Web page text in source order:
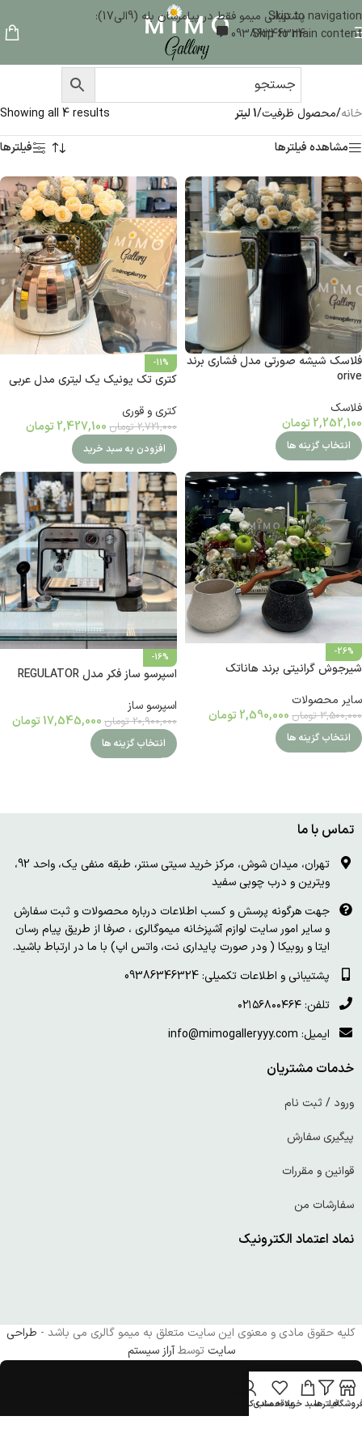
Skip to navigation
Skip to main content
پشتیبانی میمو فقط در پیامرسان بله (9الی17):
09386346324
خانه/محصول ظرفیت/1 لیتر
Showing all 4 results
مشاهده فیلترها
فیلترها
فلاسک شیشه صورتی مدل فشاری برند
orive
فلاسک
2,252,100 تومان
انتخاب گزینه ها
-11%
کتری تک یونیک یک لیتری مدل عربی
کتری و قوری
2,721,000 تومان 2,427,100 تومان
افزودن به سبد خرید
-26%
شیرجوش گرانیتی برند هاناتک
سایر محصولات
3,500,000 تومان 2,590,000 تومان
انتخاب گزینه ها
-16%
اسپرسو ساز فکر مدل REGULATOR
اسپرسو ساز
20,900,000 تومان 17,545,000 تومان
انتخاب گزینه ها
تماس با ما
تهران، میدان شوش، مرکز خرید سیتی سنتر، طبقه منفی یک، واحد 92،
ویترین و درب چوبی سفید
جهت هرگونه پرسش و کسب اطلاعات درباره محصولات و ثبت سفارش
و سایر امور سایت لوازم آشپزخانه میموگالری ، صرفا از طریق پیام رسان
ایتا و روبیکا ( ودر صورت پایداری نت، واتس اپ) با ما در ارتباط باشید.
پشتیبانی و اطلاعات تکمیلی: 09386346324
تلفن: ۰۲۱۵۶۸۰۰۴۶۴
ایمیل: info@mimogalleryyy.com
خدمات مشتریان
ورود / ثبت نام
پیگیری سفارش
قوانین و مقررات
سفارشات من
نماد اعتماد الکترونیک
کلیه حقوق مادی و معنوی این سایت متعلق به میمو گالری می باشد - طراحی
سایت توسطآراز سیستم
سلا این یک تست است
فیلترهاسبد خریدعلاقه مندی
حساب کاربری من